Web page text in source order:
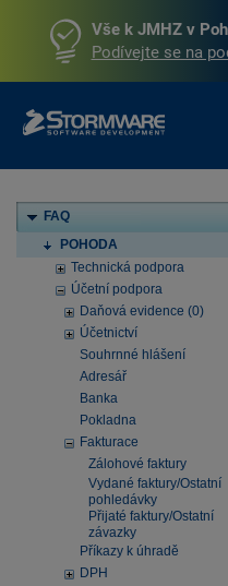
Vše k JMHZ v
Podívejte se na
FAQ
POHODA
Technická podpora
Účetní podpora
Daňová evidence (0)
Účetnictví
Souhrnné hlášení
Adresář
Banka
Pokladna
Fakturace
Zálohové faktury
Vydané faktury/Ostatní
pohledávky
Přijaté faktury/Ostatní
závazky
Příkazy k úhradě
DPH